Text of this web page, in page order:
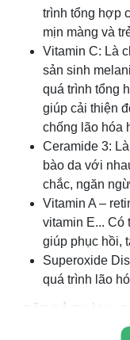
trình tổng hợp
mịn màng và
Vitamin C: Là
sản sinh
quá trình tổng
giúp cải thiện
chống lão hóa
Ceramide 3:
bào da với
chắc, ngăn
Vitamin A –
vitamin E... Có
giúp phục hồi,
Superoxide
quá trình lão
BUTYLENE